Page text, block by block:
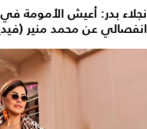
نجلاء بدر: أعيش الأمومة
انفصالي عن محمد منير